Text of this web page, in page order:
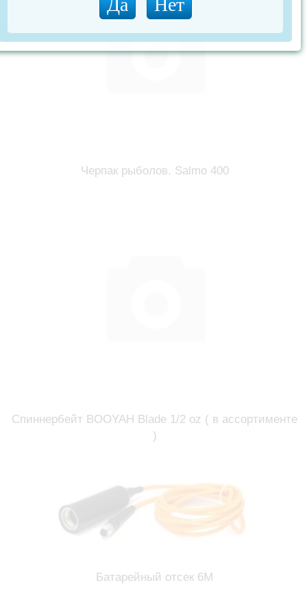
Черпак рыболов. Salmo 400
Спиннербейт BOOYAH Blade 1/2 oz ( в ассортименте
)
Батарейный отсек 6М